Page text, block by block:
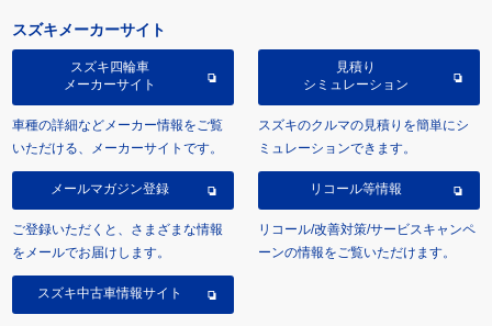
スズキメーカーサイト
スズキ四輪車
メーカーサイト
車種の詳細などメーカー情報をご覧
いただける、メーカーサイトです。
見積り
シミュレーション
スズキのクルマの見積りを簡単にシ
ミュレーションできます。
メールマガジン登録
ご登録いただくと、さまざまな情報
をメールでお届けします。
リコール等情報
リコール/改善対策/サービスキャンペ
ーンの情報をご覧いただけます。
スズキ中古車情報サイト